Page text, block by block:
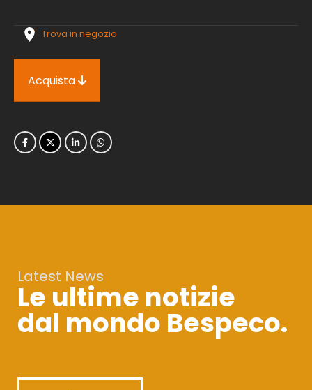
Trova in negozio
Acquista
Latest News
Le ultime notizie
dal mondo Bespeco.